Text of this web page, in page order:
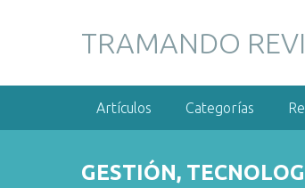
TRAMANDO
Artículos Categorías
GESTIÓN,